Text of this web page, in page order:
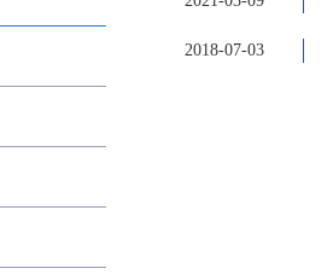
2018-07-03